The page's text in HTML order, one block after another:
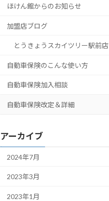
ほけん館からのお知らせ
加盟店ブログ
とうきょうスカイツリー駅前店
自動車保険のこんな使い方
自動車保険加入相談
自動車保険改定＆詳細
アーカイブ
2024年7月
2023年3月
2023年1月